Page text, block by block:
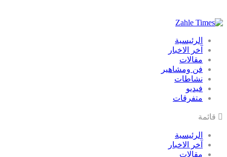
الرئيسية
آخر الاخبار
مقالات
فن ومشاهير
نشاطات
فيديو
متفرقات
قائمة
الرئيسية
آخر الاخبار
مقالات